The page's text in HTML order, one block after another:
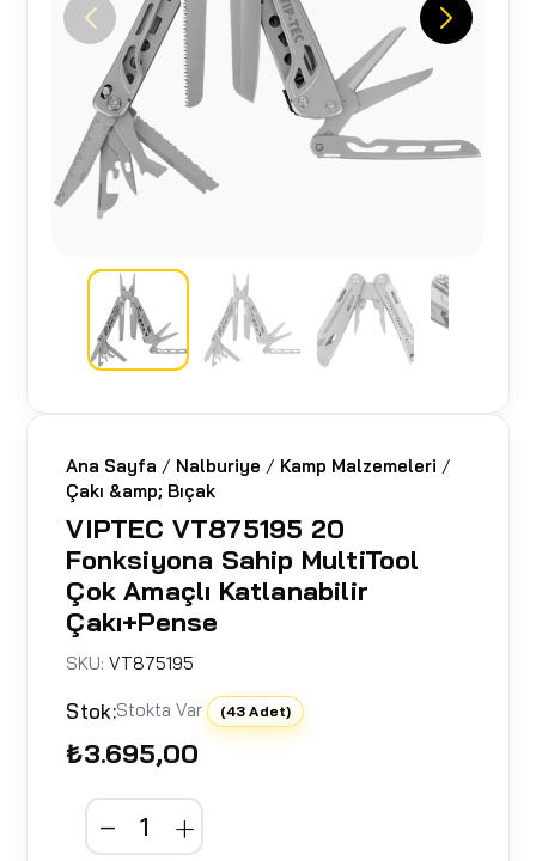
Ana Sayfa / Nalburiye / Kamp Malzemeleri /
Çakı &amp; Bıçak
VIPTEC VT875195 20
Fonksiyona Sahip MultiTool
Çok Amaçlı Katlanabilir
Çakı+Pense
SKU:VT875195
Stok:Stokta Var (43 Adet)
₺3.695,00